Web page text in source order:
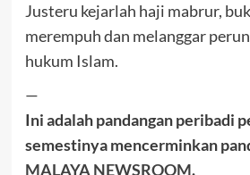
Justeru kejarlah haji mabrur,
merempuh dan melanggar
hukum Islam.
—
Ini adalah pandangan peribadi
semestinya mencerminkan
MALAYA NEWSROOM.